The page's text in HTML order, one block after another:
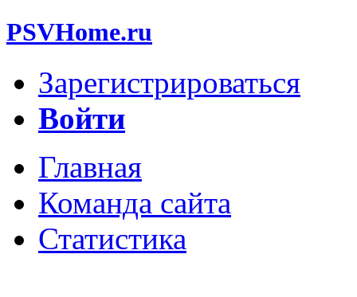
PSVHome.ru
Зарегистрироваться
Войти
Главная
Команда сайта
Статистика